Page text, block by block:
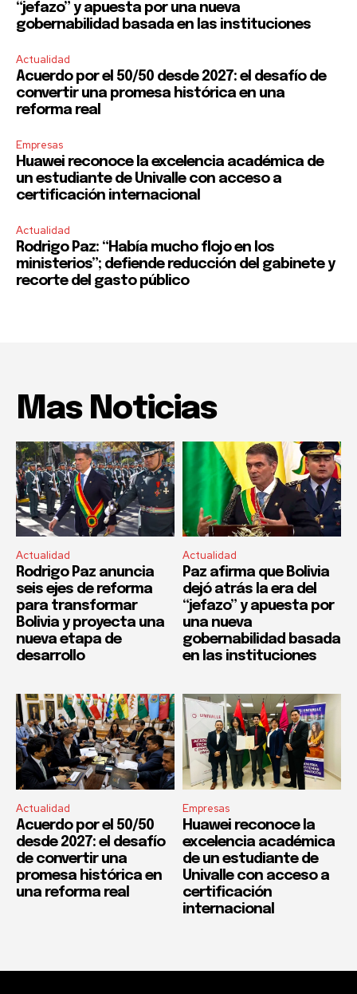
“jefazo” y apuesta por una nueva
gobernabilidad basada en las instituciones
Actualidad
Acuerdo por el 50/50 desde 2027: el desafío de
convertir una promesa histórica en una
reforma real
Empresas
Huawei reconoce la excelencia académica de
un estudiante de Univalle con acceso a
certificación internacional
Actualidad
Rodrigo Paz: “Había mucho flojo en los
ministerios”; defiende reducción del gabinete y
recorte del gasto público
Mas Noticias
Actualidad
Rodrigo Paz anuncia
seis ejes de reforma
para transformar
Bolivia y proyecta una
nueva etapa de
desarrollo
Actualidad
Paz afirma que Bolivia
dejó atrás la era del
“jefazo” y apuesta por
una nueva
gobernabilidad basada
en las instituciones
Actualidad
Acuerdo por el 50/50
desde 2027: el desafío
de convertir una
promesa histórica en
una reforma real
Empresas
Huawei reconoce la
excelencia académica
de un estudiante de
Univalle con acceso a
certificación
internacional